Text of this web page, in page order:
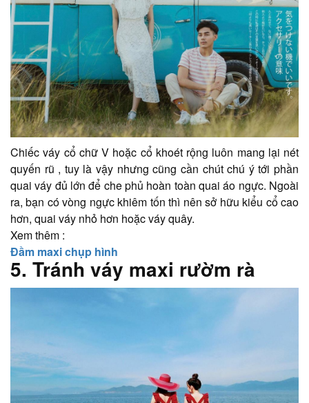
Chiếc váy cổ chữ V hoặc cổ khoét rộng luôn mang lại nét
quyến rũ , tuy là vậy nhưng cũng cần chút chú ý tới phần
quai váy đủ lớn để che phủ hoàn toàn quai áo ngực. Ngoài
ra, bạn có vòng ngực khiêm tốn thì nên sở hữu kiểu cổ cao
hơn, quai váy nhỏ hơn hoặc váy quây.
Xem thêm :
Đầm maxi chụp hình
5. Tránh váy maxi rườm rà